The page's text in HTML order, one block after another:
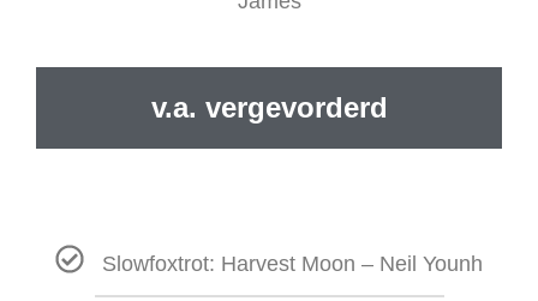
v.a. vergevorderd
Slowfoxtrot: Harvest Moon – Neil Younh